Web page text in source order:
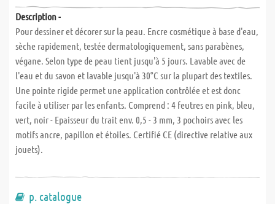
Description -
Pour dessiner et décorer sur la peau. Encre cosmétique à base d'eau,
sèche rapidement, testée dermatologiquement, sans parabènes,
végane. Selon type de peau tient jusqu'à 5 jours. Lavable avec de
l'eau et du savon et lavable jusqu'à 30°C sur la plupart des textiles.
Une pointe rigide permet une application contrôlée et est donc
facile à utiliser par les enfants. Comprend : 4 feutres en pink, bleu,
vert, noir - Epaisseur du trait env. 0,5 - 3 mm, 3 pochoirs avec les
motifs ancre, papillon et étoiles. Certifié CE (directive relative aux
jouets).
p. catalogue